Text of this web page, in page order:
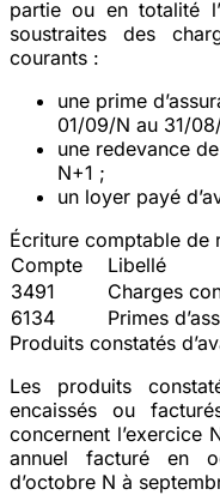
partie ou en totalité
soustraites des
courants :
une prime
01/09/N au 31/
une redevance
N+1 ;
un loyer payé
Écriture comptable de
Compte
Libellé
3491
Charges
6134
Primes
Produits constatés
Les produits
encaissés ou
concernent l’exercice
annuel facturé en
d’octobre N à